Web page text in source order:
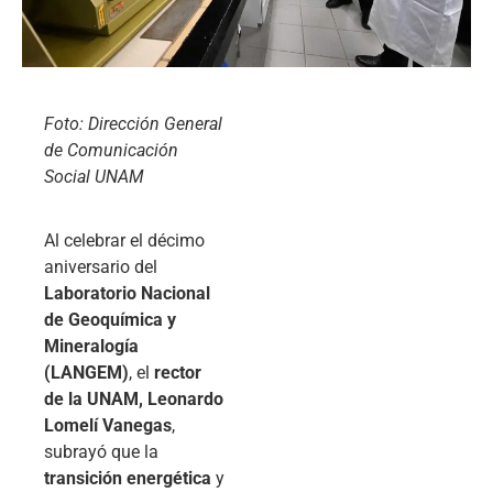
Foto: Dirección General
de Comunicación
Social UNAM
Al celebrar el décimo
aniversario del
Laboratorio Nacional
de Geoquímica y
Mineralogía
(LANGEM), el rector
de la UNAM, Leonardo
Lomelí Vanegas,
subrayó que la
transición energética y